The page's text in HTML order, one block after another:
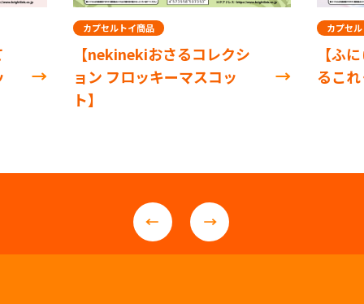
カプセルトイ商品
【nekinekiおさるコレクシ
ョン フロッキーマスコッ
ト】
カプセ
【ふ
るこ